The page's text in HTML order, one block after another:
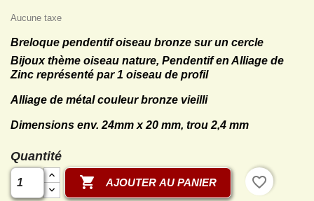
Aucune taxe
Breloque pendentif oiseau bronze sur un cercle
Bijoux thème oiseau nature, Pendentif en Alliage de
Zinc représenté par 1 oiseau de profil
Alliage de métal couleur bronze vieilli
Dimensions env. 24mm x 20 mm, trou 2,4 mm
Quantité
 AJOUTER AU PANIER favorite_border